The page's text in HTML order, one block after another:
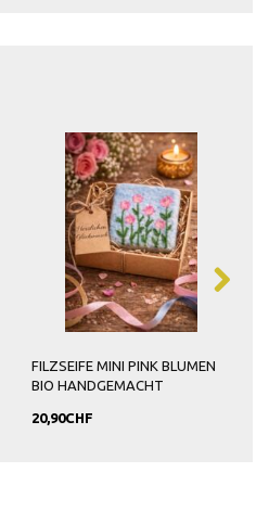
FILZSEIFE MINI PINK BLUMEN
BIO HANDGEMACHT
20,90CHF